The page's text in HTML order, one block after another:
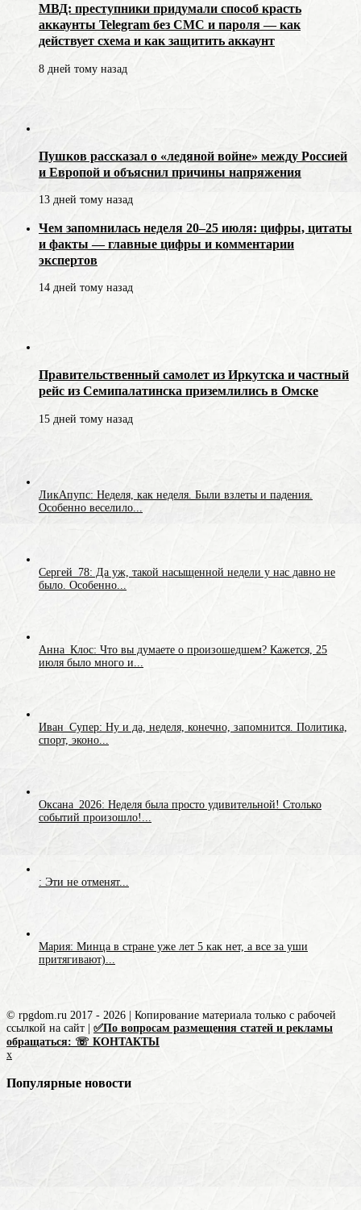
МВД: преступники придумали способ красть
аккаунты Telegram без СМС и пароля — как
действует схема и как защитить аккаунт
8 дней тому назад
Пушков рассказал о «ледяной войне» между Россией
и Европой и объяснил причины напряжения
13 дней тому назад
Чем запомнилась неделя 20–25 июля: цифры, цитаты
и факты — главные цифры и комментарии
экспертов
14 дней тому назад
Правительственный самолет из Иркутска и частный
рейс из Семипалатинска приземлились в Омске
15 дней тому назад
ЛикАпупс: Неделя, как неделя. Были взлеты и падения.
Особенно веселило...
Сергей_78: Да уж, такой насыщенной недели у нас давно не
было. Особенно...
Анна_Клос: Что вы думаете о произошедшем? Кажется, 25
июля было много и...
Иван_Супер: Ну и да, неделя, конечно, запомнится. Политика,
спорт, эконо...
Оксана_2026: Неделя была просто удивительной! Столько
событий произошло!...
: Эти не отменят...
Мария: Минца в стране уже лет 5 как нет, а все за уши
притягивают)...
© rpgdom.ru 2017 - 2026 | Копирование материала только с рабочей
ссылкой на сайт | ✅По вопросам размещения статей и рекламы
обращаться: ☏ КОНТАКТЫ
x
Популярные новости